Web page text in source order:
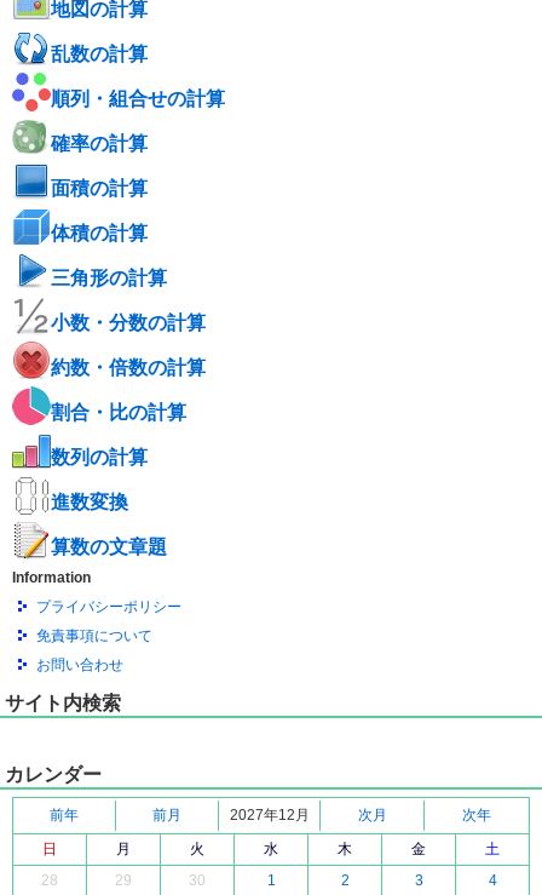
地図の計算
乱数の計算
順列・組合せの計算
確率の計算
面積の計算
体積の計算
三角形の計算
小数・分数の計算
約数・倍数の計算
割合・比の計算
数列の計算
進数変換
算数の文章題
Information
プライバシーポリシー
免責事項について
お問い合わせ
サイト内検索
カレンダー
前年 前月 2027年12月 次月
次年
日
月 火 水 木 金
土
28
29 30 1 2 3 4